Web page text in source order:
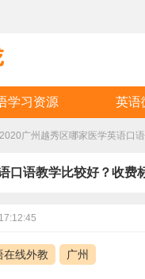
学习资源 英语
2020广州越秀区哪家医学英语口
口语教学比较好？收费
在线外教 广州